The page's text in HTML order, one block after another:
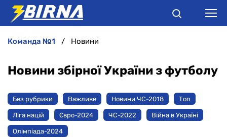
ІНТЕРВ'Ю
РІЗНЕ
команда №1 Новини
Новини збірної України з футболу
Без рубрики Важливе Новини ЧС-2018 Топ
Ліга націй Євро-2024 ЧC-2022 Війна в Україні
Олімпіада-2024